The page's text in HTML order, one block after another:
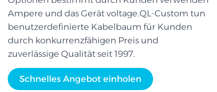
Ampere und das Gerät voltage.QL-Custom tun
benutzerdefinierte Kabelbaum für Kunden
durch konkurrenzfähigen Preis und
zuverlässige Qualität seit 1997.
Schnelles Angebot einholen